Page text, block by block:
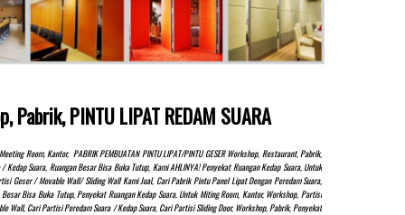
Pabrik, PINTU LIPAT REDAM SUARA
Room, Kantor, PABRIK PEMBUATAN PINTU LIPAT/PINTU GESER Workshop, Restaurant, Pabrik,
Suara, Ruangan Besar Bisa Buka Tutup, Kami AHLINYA! Penyekat Ruangan Kedap Suara, Untuk
Geser / Movable Wall/ Sliding Wall Kami Jual, Cari Pabrik Pintu Panel Lipat Dengan Peredam Suara,
Bisa Buka Tutup, Penyekat Ruangan Kedap Suara, Untuk Miting Room, Kantor, Workshop, Partisi
Wall, Cari Partisi Peredam Suara / Kedap Suara, Cari Partisi Sliding Door, Workshop, Pabrik, Penyekat